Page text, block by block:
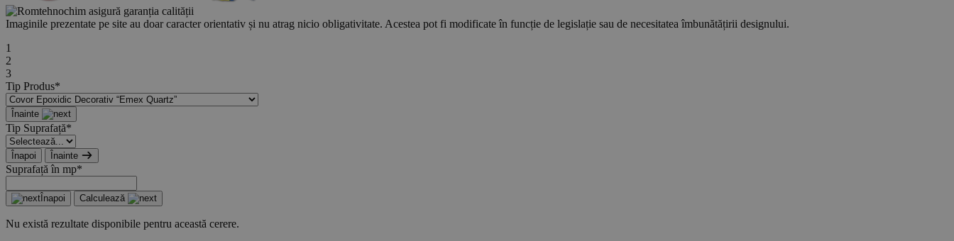
Imaginile prezentate pe site au doar caracter orientativ și nu atrag nicio obligativitate. Acestea pot fi modificate în funcție de legislație sau de necesitatea îmbunătățirii designului.
1
2
3
Tip Produs*
Înainte
Tip Suprafață*
Înapoi Înainte
Suprafață în mp*
Înapoi Calculează
Nu există rezultate disponibile pentru această cerere.